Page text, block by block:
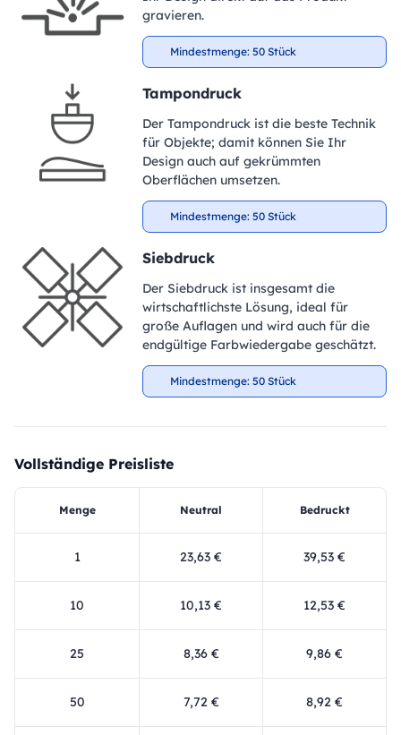
gravieren.
Mindestmenge: 50 Stück
Tampondruck
Der Tampondruck ist die beste Technik
für Objekte; damit können Sie Ihr
Design auch auf gekrümmten
Oberflächen umsetzen.
Mindestmenge: 50 Stück
Siebdruck
Der Siebdruck ist insgesamt die
wirtschaftlichste Lösung, ideal für
große Auflagen und wird auch für die
endgültige Farbwiedergabe geschätzt.
Mindestmenge: 50 Stück
Vollständige Preisliste
Menge Neutral Bedruckt
1 23,63 € 39,53 €
10 10,13 € 12,53 €
25 8,36 € 9,86 €
50 7,72 € 8,92 €